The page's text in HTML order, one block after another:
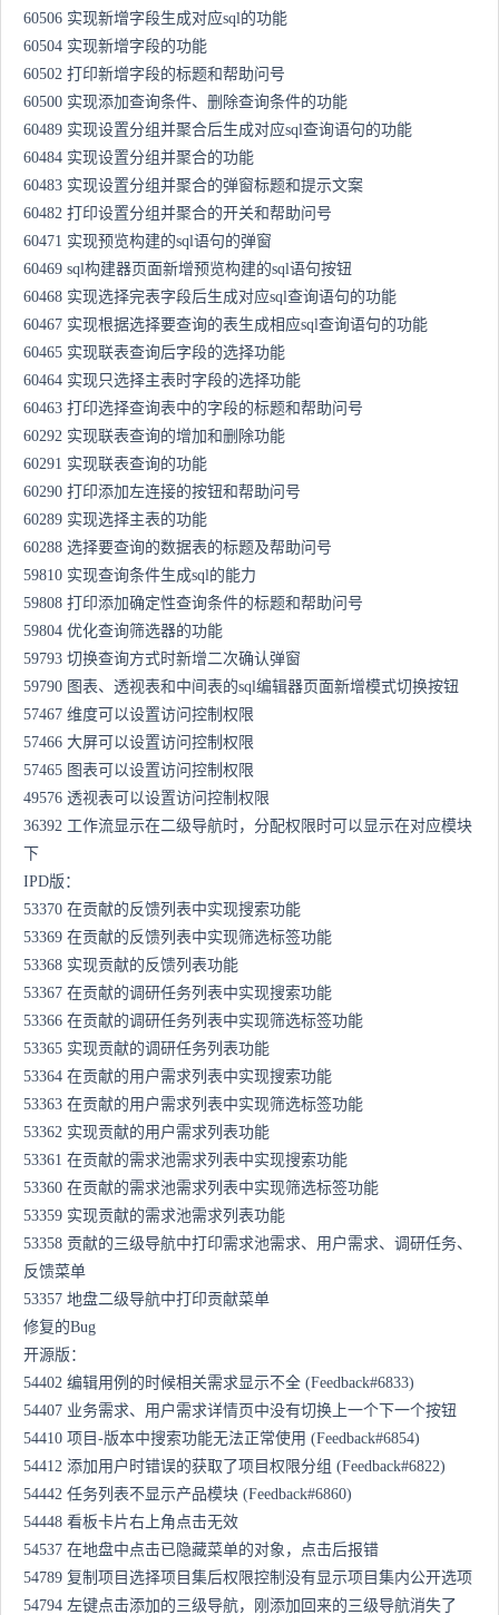
60506 实现新增字段生成对应sql的功能
60504 实现新增字段的功能
60502 打印新增字段的标题和帮助问号
60500 实现添加查询条件、删除查询条件的功能
60489 实现设置分组并聚合后生成对应sql查询语句的功能
60484 实现设置分组并聚合的功能
60483 实现设置分组并聚合的弹窗标题和提示文案
60482 打印设置分组并聚合的开关和帮助问号
60471 实现预览构建的sql语句的弹窗
60469 sql构建器页面新增预览构建的sql语句按钮
60468 实现选择完表字段后生成对应sql查询语句的功能
60467 实现根据选择要查询的表生成相应sql查询语句的功能
60465 实现联表查询后字段的选择功能
60464 实现只选择主表时字段的选择功能
60463 打印选择查询表中的字段的标题和帮助问号
60292 实现联表查询的增加和删除功能
60291 实现联表查询的功能
60290 打印添加左连接的按钮和帮助问号
60289 实现选择主表的功能
60288 选择要查询的数据表的标题及帮助问号
59810 实现查询条件生成sql的能力
59808 打印添加确定性查询条件的标题和帮助问号
59804 优化查询筛选器的功能
59793 切换查询方式时新增二次确认弹窗
59790 图表、透视表和中间表的sql编辑器页面新增模式切换按钮
57467 维度可以设置访问控制权限
57466 大屏可以设置访问控制权限
57465 图表可以设置访问控制权限
49576 透视表可以设置访问控制权限
36392 工作流显示在二级导航时，分配权限时可以显示在对应模块
下
IPD版：
53370 在贡献的反馈列表中实现搜索功能
53369 在贡献的反馈列表中实现筛选标签功能
53368 实现贡献的反馈列表功能
53367 在贡献的调研任务列表中实现搜索功能
53366 在贡献的调研任务列表中实现筛选标签功能
53365 实现贡献的调研任务列表功能
53364 在贡献的用户需求列表中实现搜索功能
53363 在贡献的用户需求列表中实现筛选标签功能
53362 实现贡献的用户需求列表功能
53361 在贡献的需求池需求列表中实现搜索功能
53360 在贡献的需求池需求列表中实现筛选标签功能
53359 实现贡献的需求池需求列表功能
53358 贡献的三级导航中打印需求池需求、用户需求、调研任务、
反馈菜单
53357 地盘二级导航中打印贡献菜单
修复的Bug
开源版：
54402 编辑用例的时候相关需求显示不全 (Feedback#6833)
54407 业务需求、用户需求详情页中没有切换上一个下一个按钮
54410 项目-版本中搜索功能无法正常使用 (Feedback#6854)
54412 添加用户时错误的获取了项目权限分组 (Feedback#6822)
54442 任务列表不显示产品模块 (Feedback#6860)
54448 看板卡片右上角点击无效
54537 在地盘中点击已隐藏菜单的对象，点击后报错
54789 复制项目选择项目集后权限控制没有显示项目集内公开选项
54794 左键点击添加的三级导航，刚添加回来的三级导航消失了